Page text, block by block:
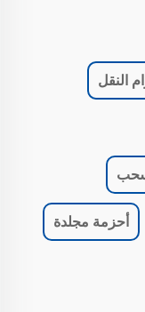
النقل
سحب
أحزمة مجلدة